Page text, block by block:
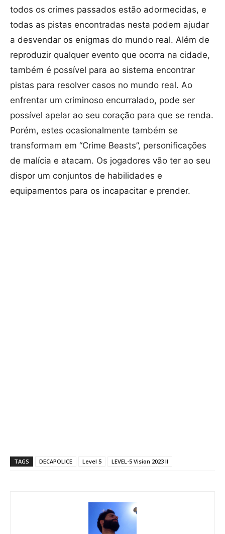
todos os crimes passados estão adormecidas, e
todas as pistas encontradas nesta podem ajudar
a desvendar os enigmas do mundo real. Além de
reproduzir qualquer evento que ocorra na cidade,
também é possível para ao sistema encontrar
pistas para resolver casos no mundo real. Ao
enfrentar um criminoso encurralado, pode ser
possível apelar ao seu coração para que se renda.
Porém, estes ocasionalmente também se
transformam em “Crime Beasts”, personificações
de malícia e atacam. Os jogadores vão ter ao seu
dispor um conjuntos de habilidades e
equipamentos para os incapacitar e prender.
TAGS DECAPOLICE Level 5 LEVEL-5 Vision 2023 II